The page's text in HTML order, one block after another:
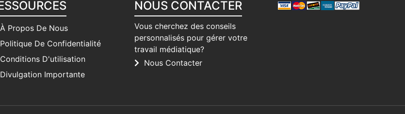
À Propos De Nous
Politique De Confidentialité
Conditions D'utilisation
Divulgation Importante
NOUS CONTACTER
Vous cherchez des conseils
personnalisés pour gérer votre
travail médiatique?
Nous Contacter